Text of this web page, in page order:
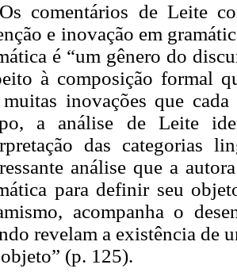
Os comentários de Leite
e inovação em
é “um gênero do
à composição formal
muitas inovações que
a análise de Leite
das categorias
análise que a
para definir seu
acompanha o
revelam a existência de
(p. 125).